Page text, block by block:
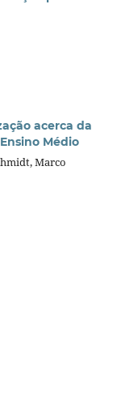
acerca da
Médio
Marco